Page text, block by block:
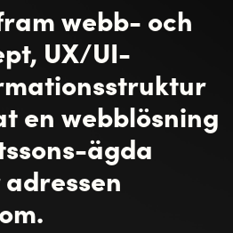
webb- och
UX/UI-
en webblösning
ägda